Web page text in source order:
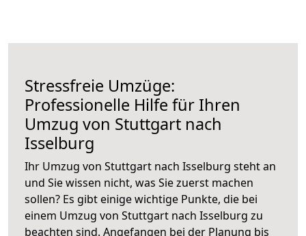
Stressfreie Umzüge:
Professionelle Hilfe für Ihren
Umzug von Stuttgart nach
Isselburg
Ihr Umzug von Stuttgart nach Isselburg steht an
und Sie wissen nicht, was Sie zuerst machen
sollen? Es gibt einige wichtige Punkte, die bei
einem Umzug von Stuttgart nach Isselburg zu
beachten sind. Angefangen bei der Planung bis